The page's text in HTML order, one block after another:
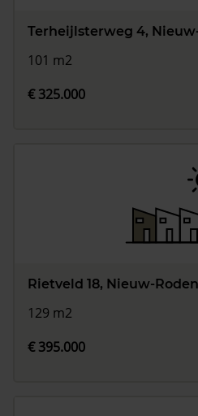
Terheijlsterweg 4,
101 m2
€ 325.000
Rietveld 18, Nieuw-Roden
129 m2
€ 395.000